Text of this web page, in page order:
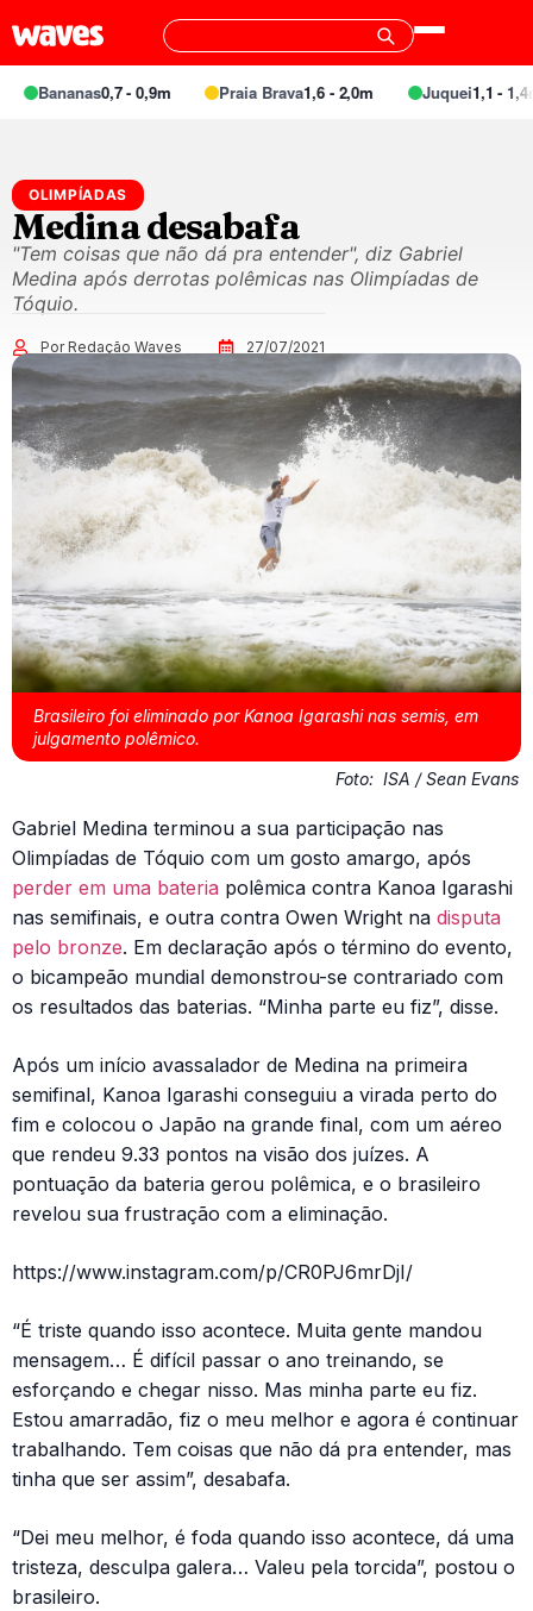
Bananas0,7 - 0,9m Praia Brava1,6 - 2,0m Juquei1,1 - 1,4m
OLIMPÍADAS
Medina desabafa
"Tem coisas que não dá pra entender", diz Gabriel
Medina após derrotas polêmicas nas Olimpíadas de
Tóquio.
Por Redação Waves 27/07/2021
Brasileiro foi eliminado por Kanoa Igarashi nas semis, em
julgamento polêmico.
Foto: ISA / Sean Evans
Gabriel Medina terminou a sua participação nas
Olimpíadas de Tóquio com um gosto amargo, após
perder em uma bateria polêmica contra Kanoa Igarashi
nas semifinais, e outra contra Owen Wright na disputa
pelo bronze. Em declaração após o término do evento,
o bicampeão mundial demonstrou-se contrariado com
os resultados das baterias. “Minha parte eu fiz”, disse.
Após um início avassalador de Medina na primeira
semifinal, Kanoa Igarashi conseguiu a virada perto do
fim e colocou o Japão na grande final, com um aéreo
que rendeu 9.33 pontos na visão dos juízes. A
pontuação da bateria gerou polêmica, e o brasileiro
revelou sua frustração com a eliminação.
https://www.instagram.com/p/CR0PJ6mrDjI/
“É triste quando isso acontece. Muita gente mandou
mensagem… É difícil passar o ano treinando, se
esforçando e chegar nisso. Mas minha parte eu fiz.
Estou amarradão, fiz o meu melhor e agora é continuar
trabalhando. Tem coisas que não dá pra entender, mas
tinha que ser assim”, desabafa.
“Dei meu melhor, é foda quando isso acontece, dá uma
tristeza, desculpa galera… Valeu pela torcida”, postou o
brasileiro.